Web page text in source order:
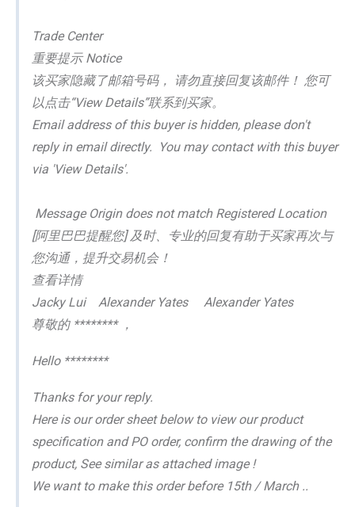
Trade Center
重要提示 Notice
该买家隐藏了邮箱号码， 请勿直接回复该邮件！ 您可
以点击“View Details”联系到买家。
Email address of this buyer is hidden, please don't
reply in email directly. You may contact with this buyer
via 'View Details'.
Message Origin does not match Registered Location
[阿里巴巴提醒您] 及时、专业的回复有助于买家再次与
您沟通，提升交易机会！
查看详情
Jacky Lui Alexander Yates Alexander Yates
尊敬的 ******** ，
Hello ********
Thanks for your reply.
Here is our order sheet below to view our product
specification and PO order, confirm the drawing of the
product, See similar as attached image !
We want to make this order before 15th / March ..